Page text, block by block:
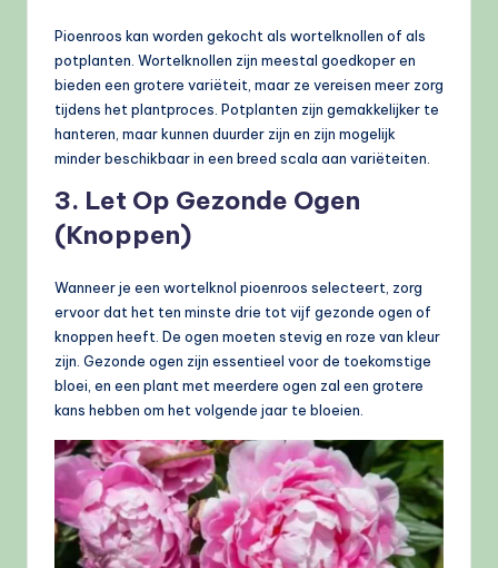
Pioenroos kan worden gekocht als wortelknollen of als
potplanten. Wortelknollen zijn meestal goedkoper en
bieden een grotere variëteit, maar ze vereisen meer zorg
tijdens het plantproces. Potplanten zijn gemakkelijker te
hanteren, maar kunnen duurder zijn en zijn mogelijk
minder beschikbaar in een breed scala aan variëteiten.
3. Let Op Gezonde Ogen
(Knoppen)
Wanneer je een wortelknol pioenroos selecteert, zorg
ervoor dat het ten minste drie tot vijf gezonde ogen of
knoppen heeft. De ogen moeten stevig en roze van kleur
zijn. Gezonde ogen zijn essentieel voor de toekomstige
bloei, en een plant met meerdere ogen zal een grotere
kans hebben om het volgende jaar te bloeien.